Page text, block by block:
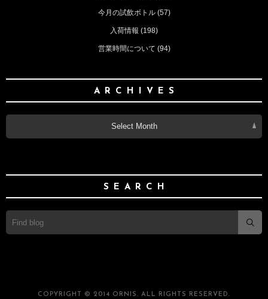
今月の試飲ボトル(57)
入荷情報 (198)
営業時間について (94)
ARCHIVES
Select Month
SEARCH
COPYRIGHT © 2014 ORNIS. ALL RIGHTS RESERVED.